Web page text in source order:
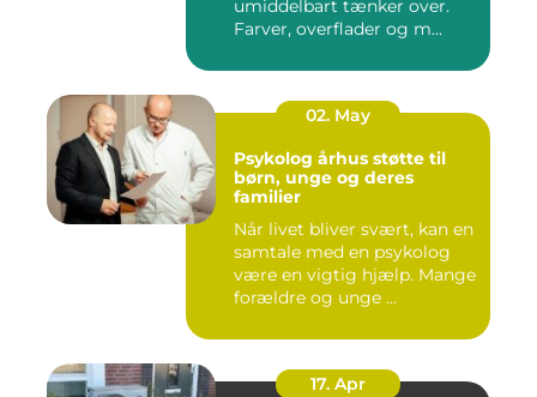
umiddelbart tænker over.
Farver, overflader og m...
02. May
Psykolog århus støtte til
børn, unge og deres
familier
Når livet bliver svært, kan en
samtale med en psykolog
være en vigtig hjælp. Mange
forældre og unge ...
17. Apr